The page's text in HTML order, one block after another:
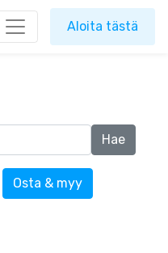
Aloita tästä
Osta & myy